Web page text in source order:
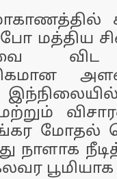
மத்திய
விட
மோதல்
நாளாக
பூமியாக